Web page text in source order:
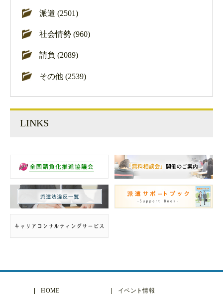
派遣 (2501)
社会情勢 (960)
請負 (2089)
その他 (2539)
LINKS
HOME イベント情報